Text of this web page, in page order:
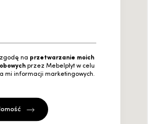
na przetwarzanie moich
przez Mebelpłyt w celu
mi informacji marketingowych.